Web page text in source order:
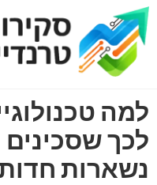
למה
לכך שסכינים
נשארות